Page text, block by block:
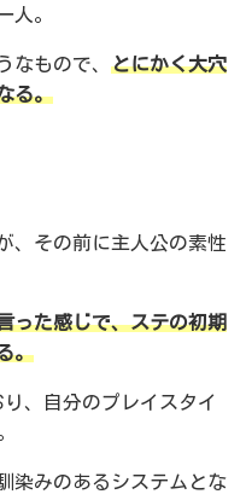
人。
なもので、 とにかく大穴
る。
、その前に主人公の素性
った感じで、ステの初期
。
、自分のプレイスタイ
染みのあるシステムとな